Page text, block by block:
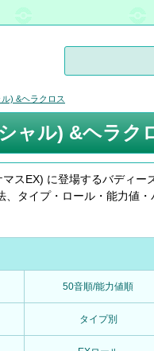
ャル) &ヘラク
スEX) に登場するバディー
、タイプ・ロール・能力値・
50音順/能力値順
タイプ別
) &ヘラクロス